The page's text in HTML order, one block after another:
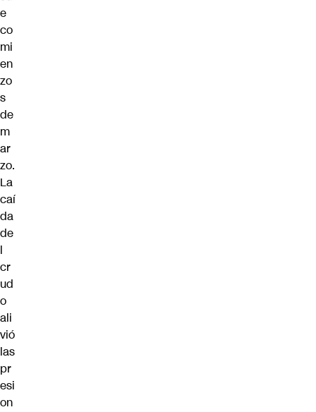
e
co
mi
en
zo
s
de
m
ar
zo.
La
caí
da
de
l
cr
ud
o
ali
vió
las
pr
esi
on